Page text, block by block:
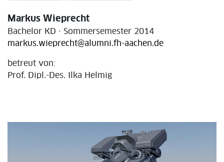
Markus Wieprecht
Bachelor KD · Sommersemester 2014
markus.wieprecht@alumni.fh-aachen.de
betreut von:
Prof. Dipl.-Des. Ilka Helmig